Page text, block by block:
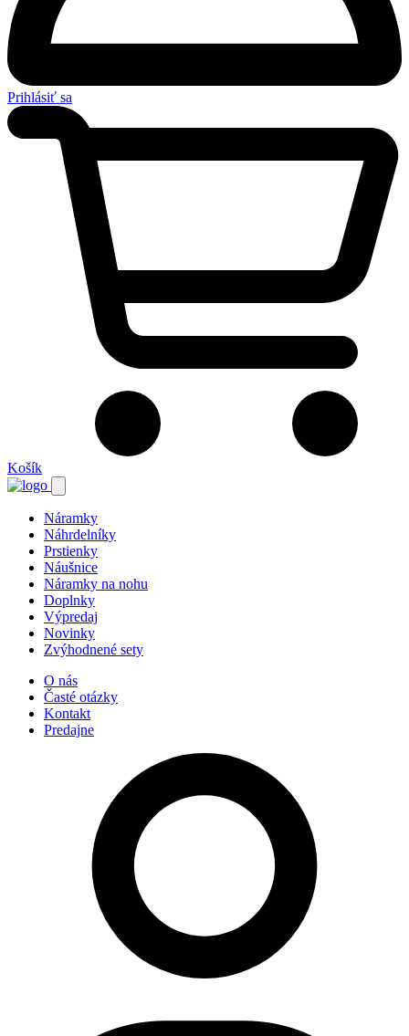
Prihlásiť sa
Košík
Náramky
Náhrdelníky
Prstienky
Náušnice
Náramky na nohu
Doplnky
Výpredaj
Novinky
Zvýhodnené sety
O nás
Časté otázky
Kontakt
Predajne